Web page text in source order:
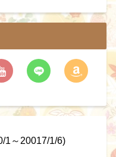
1～20017/1/6)